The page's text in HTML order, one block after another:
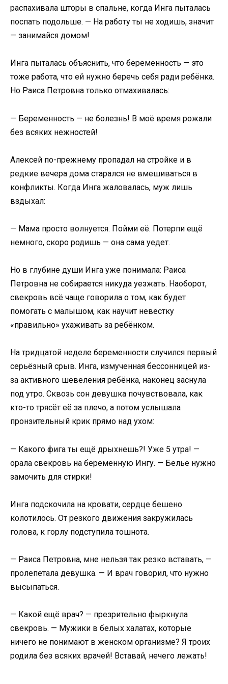
распахивала шторы в спальне, когда Инга пыталась
поспать подольше. — На работу ты не ходишь, значит
— занимайся домом!
Инга пыталась объяснить, что беременность — это
тоже работа, что ей нужно беречь себя ради ребёнка.
Но Раиса Петровна только отмахивалась:
— Беременность — не болезнь! В моё время рожали
без всяких нежностей!
Алексей по-прежнему пропадал на стройке и в
редкие вечера дома старался не вмешиваться в
конфликты. Когда Инга жаловалась, муж лишь
вздыхал:
— Мама просто волнуется. Пойми её. Потерпи ещё
немного, скоро родишь — она сама уедет.
Но в глубине души Инга уже понимала: Раиса
Петровна не собирается никуда уезжать. Наоборот,
свекровь всё чаще говорила о том, как будет
помогать с малышом, как научит невестку
«правильно» ухаживать за ребёнком.
На тридцатой неделе беременности случился первый
серьёзный срыв. Инга, измученная бессонницей из-
за активного шевеления ребёнка, наконец заснула
под утро. Сквозь сон девушка почувствовала, как
кто-то трясёт её за плечо, а потом услышала
пронзительный крик прямо над ухом:
— Какого фига ты ещё дрыхнешь?! Уже 5 утра! —
орала свекровь на беременную Ингу. — Белье нужно
замочить для стирки!
Инга подскочила на кровати, сердце бешено
колотилось. От резкого движения закружилась
голова, к горлу подступила тошнота.
— Раиса Петровна, мне нельзя так резко вставать, —
пролепетала девушка. — И врач говорил, что нужно
высыпаться.
— Какой ещё врач? — презрительно фыркнула
свекровь. — Мужики в белых халатах, которые
ничего не понимают в женском организме? Я троих
родила без всяких врачей! Вставай, нечего лежать!